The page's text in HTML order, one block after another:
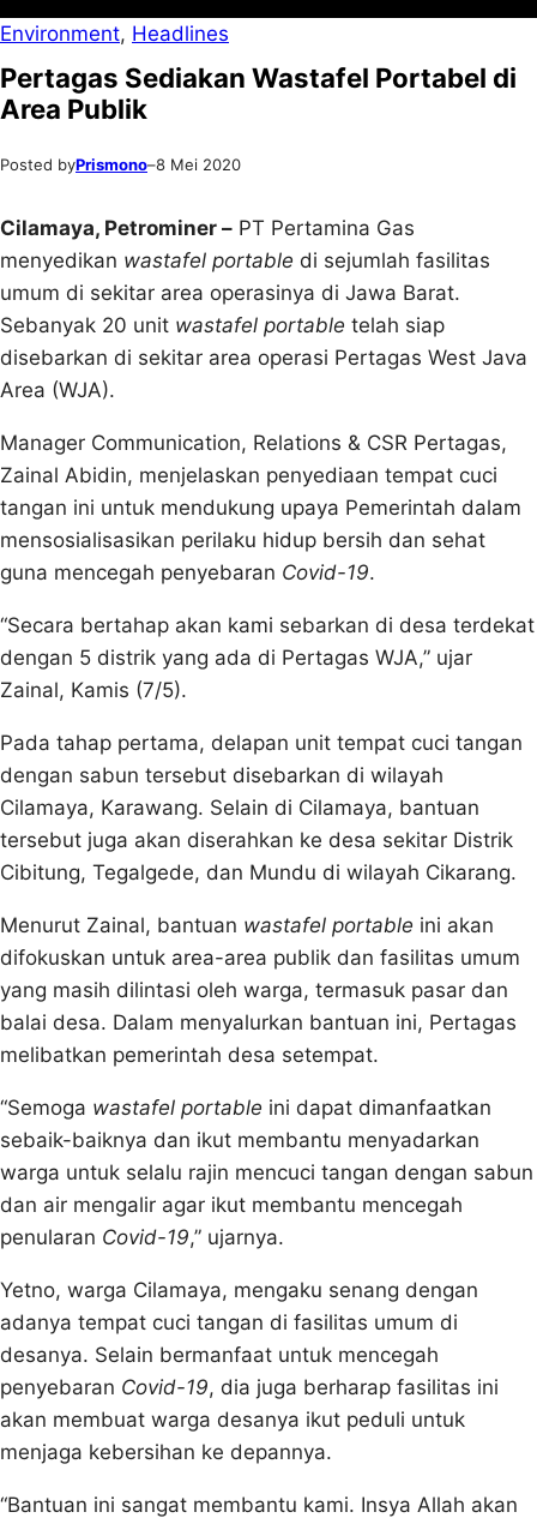
Environment, Headlines
Pertagas Sediakan Wastafel Portabel di
Area Publik
Posted byPrismono–8 Mei 2020
Cilamaya, Petrominer – PT Pertamina Gas
menyedikan wastafel portable di sejumlah fasilitas
umum di sekitar area operasinya di Jawa Barat.
Sebanyak 20 unit wastafel portable telah siap
disebarkan di sekitar area operasi Pertagas West Java
Area (WJA).
Manager Communication, Relations & CSR Pertagas,
Zainal Abidin, menjelaskan penyediaan tempat cuci
tangan ini untuk mendukung upaya Pemerintah dalam
mensosialisasikan perilaku hidup bersih dan sehat
guna mencegah penyebaran Covid-19.
“Secara bertahap akan kami sebarkan di desa terdekat
dengan 5 distrik yang ada di Pertagas WJA,” ujar
Zainal, Kamis (7/5).
Pada tahap pertama, delapan unit tempat cuci tangan
dengan sabun tersebut disebarkan di wilayah
Cilamaya, Karawang. Selain di Cilamaya, bantuan
tersebut juga akan diserahkan ke desa sekitar Distrik
Cibitung, Tegalgede, dan Mundu di wilayah Cikarang.
Menurut Zainal, bantuan wastafel portable ini akan
difokuskan untuk area-area publik dan fasilitas umum
yang masih dilintasi oleh warga, termasuk pasar dan
balai desa. Dalam menyalurkan bantuan ini, Pertagas
melibatkan pemerintah desa setempat.
“Semoga wastafel portable ini dapat dimanfaatkan
sebaik-baiknya dan ikut membantu menyadarkan
warga untuk selalu rajin mencuci tangan dengan sabun
dan air mengalir agar ikut membantu mencegah
penularan Covid-19,” ujarnya.
Yetno, warga Cilamaya, mengaku senang dengan
adanya tempat cuci tangan di fasilitas umum di
desanya. Selain bermanfaat untuk mencegah
penyebaran Covid-19, dia juga berharap fasilitas ini
akan membuat warga desanya ikut peduli untuk
menjaga kebersihan ke depannya.
“Bantuan ini sangat membantu kami. Insya Allah akan